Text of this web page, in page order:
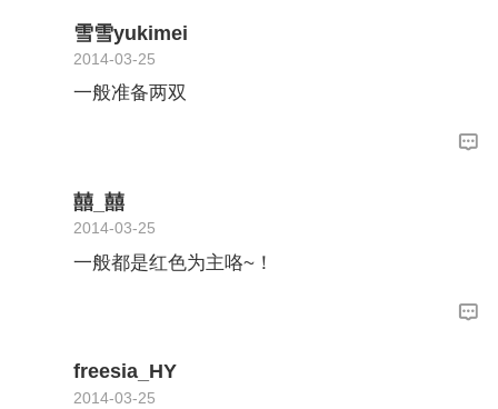
雪雪yukimei
2014-03-25
一般准备两双
囍_囍
2014-03-25
一般都是红色为主咯~！
freesia_HY
2014-03-25